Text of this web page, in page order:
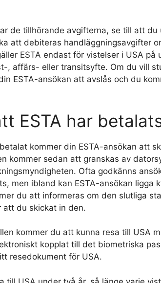
de tillhörande avgifterna, se till att du
att debiteras handläggningsavgifter
ESTA endast för vistelser i USA på
, affärs- eller transitsyfte. Om du vill
ESTA-ansökan att avslås och du
ESTA har
kommer din ESTA-ansökan att
kommer sedan att granskas av
Ofta godkänns
men ibland kan ESTA-ansökan ligga
du att informeras om den slutliga
att du skickat in den.
kommer du att kunna resa till USA
kopplat till det biometriska
resedokument för USA.